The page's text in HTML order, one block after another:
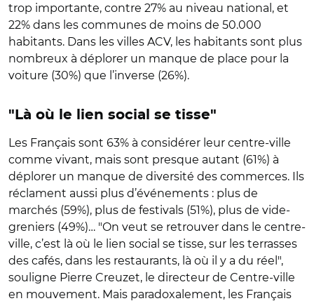
trop importante, contre 27% au niveau national, et
22% dans les communes de moins de 50.000
habitants. Dans les villes ACV, les habitants sont plus
nombreux à déplorer un manque de place pour la
voiture (30%) que l’inverse (26%).
"Là où le lien social se tisse"
Les Français sont 63% à considérer leur centre-ville
comme vivant, mais sont presque autant (61%) à
déplorer un manque de diversité des commerces. Ils
réclament aussi plus d’événements : plus de
marchés (59%), plus de festivals (51%), plus de vide-
greniers (49%)… "On veut se retrouver dans le centre-
ville, c’est là où le lien social se tisse, sur les terrasses
des cafés, dans les restaurants, là où il y a du réel",
souligne Pierre Creuzet, le directeur de Centre-ville
en mouvement. Mais paradoxalement, les Français